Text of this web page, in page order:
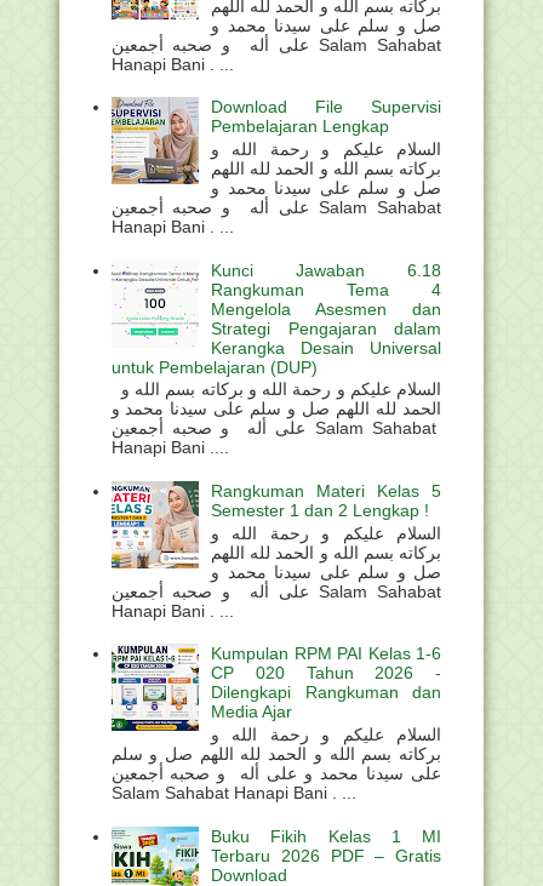
بركاته بسم الله و الحمد لله اللهم
صل و سلم على سيدنا محمد و
على أله و صحبه أجمعين Salam Sahabat
Hanapi Bani . ...
Download File Supervisi
Pembelajaran Lengkap
السلام عليكم و رحمة الله و
بركاته بسم الله و الحمد لله اللهم
صل و سلم على سيدنا محمد و
على أله و صحبه أجمعين Salam Sahabat
Hanapi Bani . ...
Kunci Jawaban 6.18
Rangkuman Tema 4
Mengelola Asesmen dan
Strategi Pengajaran dalam
Kerangka Desain Universal
untuk Pembelajaran (DUP)
الحمد لله اللهم صل و سلم على سيدنا محمد و
على أله و صحبه أجمعين Salam Sahabat
Hanapi Bani ....
Rangkuman Materi Kelas 5
Semester 1 dan 2 Lengkap !
السلام عليكم و رحمة الله و
بركاته بسم الله و الحمد لله اللهم
صل و سلم على سيدنا محمد و
على أله و صحبه أجمعين Salam Sahabat
Hanapi Bani . ...
Kumpulan RPM PAI Kelas 1-6
CP 020 Tahun 2026 -
Dilengkapi Rangkuman dan
Media Ajar
السلام عليكم و رحمة الله و
بركاته بسم الله و الحمد لله اللهم صل و سلم
على سيدنا محمد و على أله و صحبه أجمعين
Salam Sahabat Hanapi Bani . ...
Buku Fikih Kelas 1 MI
Terbaru 2026 PDF – Gratis
Download